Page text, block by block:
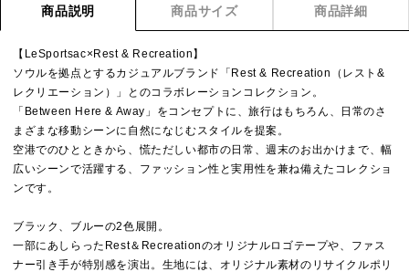
商品説明 商品サイズ 商品詳細
【LeSportsac×Rest & Recreation】
ソウルを拠点とするカジュアルブランド「Rest & Recreation（レスト&
レクリエーション）」とのコラボレーションコレクション。
「Between Here & Away」をコンセプトに、旅行はもちろん、日常のさ
まざまな移動シーンに自然になじむスタイルを提案。
空港でのひとときから、慌ただしい都市の日常、週末のお出かけまで、幅
広いシーンで活躍する、ファッション性と実用性を兼ね備えたコレクショ
ンです。
ブラック、ブルーの2色展開。
一部にあしらったRest＆Recreationのオリジナルロゴテープや、ファス
ナー引き手が特別感を演出。生地には、オリジナル素材のリサイクルポリ